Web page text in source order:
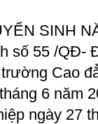
SINH
số 55 /QĐ-
Cao
6 năm
ngày 27